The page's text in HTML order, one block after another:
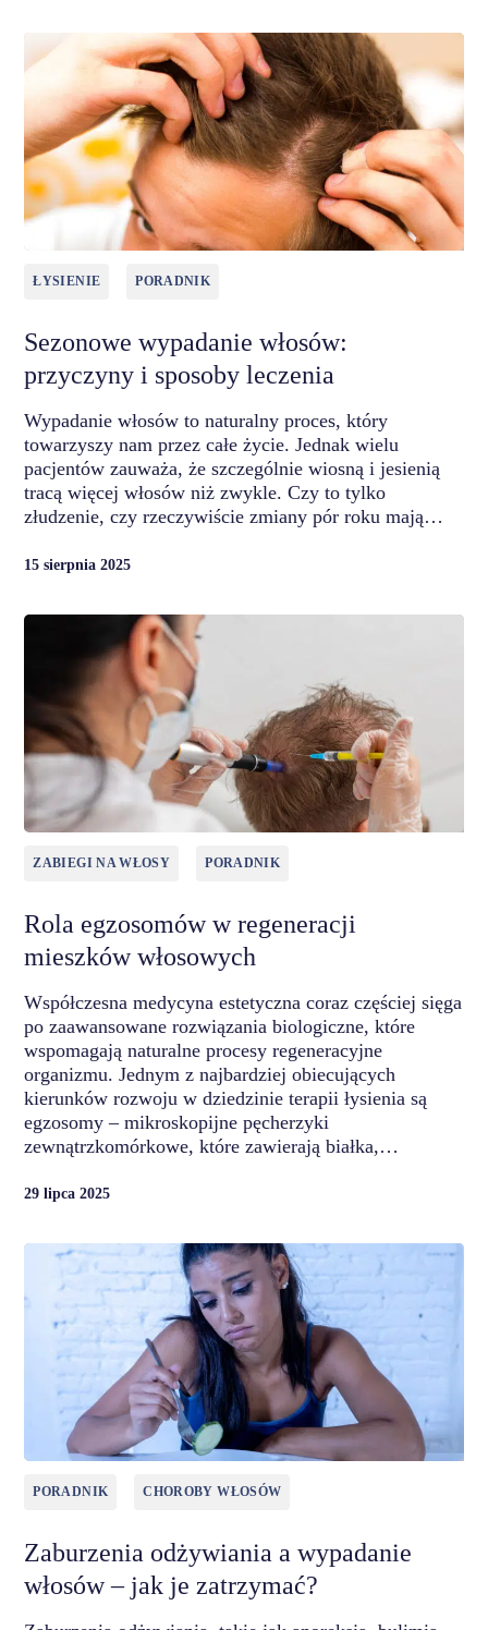
ŁYSIENIE PORADNIK
Sezonowe wypadanie włosów:
przyczyny i sposoby leczenia
Wypadanie włosów to naturalny proces, który
towarzyszy nam przez całe życie. Jednak wielu
pacjentów zauważa, że szczególnie wiosną i jesienią
tracą więcej włosów niż zwykle. Czy to tylko
złudzenie, czy rzeczywiście zmiany pór roku mają…
15 sierpnia 2025
ZABIEGI NA WŁOSY PORADNIK
Rola egzosomów w regeneracji
mieszków włosowych
Współczesna medycyna estetyczna coraz częściej sięga
po zaawansowane rozwiązania biologiczne, które
wspomagają naturalne procesy regeneracyjne
organizmu. Jednym z najbardziej obiecujących
kierunków rozwoju w dziedzinie terapii łysienia są
egzosomy – mikroskopijne pęcherzyki
zewnątrzkomórkowe, które zawierają białka,…
29 lipca 2025
PORADNIK CHOROBY WŁOSÓW
Zaburzenia odżywiania a wypadanie
włosów – jak je zatrzymać?